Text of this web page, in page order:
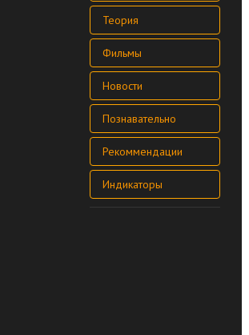
Теория
Фильмы
Новости
Познавательно
Рекоммендации
Индикаторы